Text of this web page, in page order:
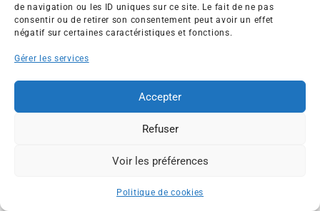
de navigation ou les ID uniques sur ce site. Le fait de ne pas
consentir ou de retirer son consentement peut avoir un effet
négatif sur certaines caractéristiques et fonctions.
Gérer les services
Accepter
Refuser
Voir les préférences
Politique de cookies
de l’économie, afin de collaborer à leur transformation face
aux enjeux d’une transition écologique intégrée.
L’association EPE
Contacts
©2026 EPE
RGPDPlan du site
ESPACE MEMBRES